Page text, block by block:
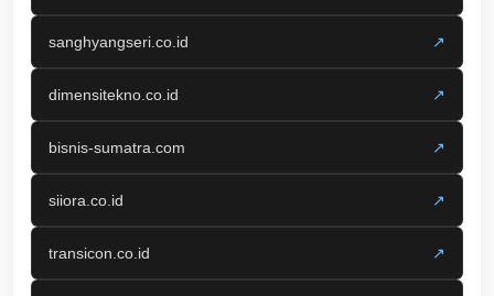
sanghyangseri.co.id ↗
dimensitekno.co.id ↗
bisnis-sumatra.com ↗
siiora.co.id ↗
transicon.co.id ↗